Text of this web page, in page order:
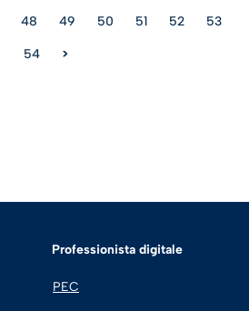
48 49 50 51 52 53
54 >
Professionista digitale
PEC